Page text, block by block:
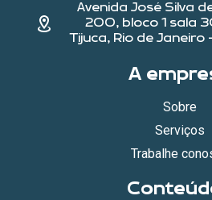
Avenida José Silva
200, bloco 1 sala
Tijuca, Rio de
A
Sobre
Serviços
Trabalhe